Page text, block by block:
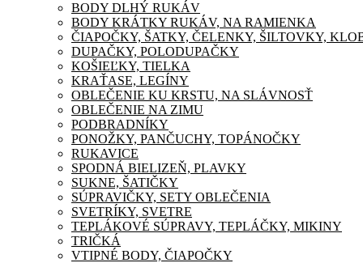
BODY DLHÝ RUKÁV
BODY KRÁTKY RUKÁV, NA RAMIENKA
ČIAPOČKY, ŠATKY, ČELENKY, ŠILTOVKY,
DUPAČKY, POLODUPAČKY
KOŠIEĽKY, TIELKA
KRAŤASE, LEGÍNY
OBLEČENIE KU KRSTU, NA SLÁVNOSŤ
OBLEČENIE NA ZIMU
PODBRADNÍKY
PONOŽKY, PANČUCHY, TOPÁNOČKY
RUKAVICE
SPODNÁ BIELIZEŇ, PLAVKY
SUKNE, ŠATIČKY
SÚPRAVIČKY, SETY OBLEČENIA
SVETRÍKY, SVETRE
TEPLÁKOVÉ SÚPRAVY, TEPLÁČKY, MIKINY
TRIČKÁ
VTIPNÉ BODY, ČIAPOČKY